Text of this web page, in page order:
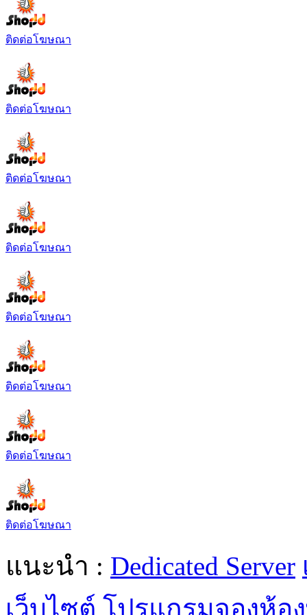
ติดต่อโฆษณา
ติดต่อโฆษณา
ติดต่อโฆษณา
ติดต่อโฆษณา
ติดต่อโฆษณา
ติดต่อโฆษณา
ติดต่อโฆษณา
ติดต่อโฆษณา
แนะนำ : Dedicated Server
เว็บไซต์ โปรแกรมจองห้อ